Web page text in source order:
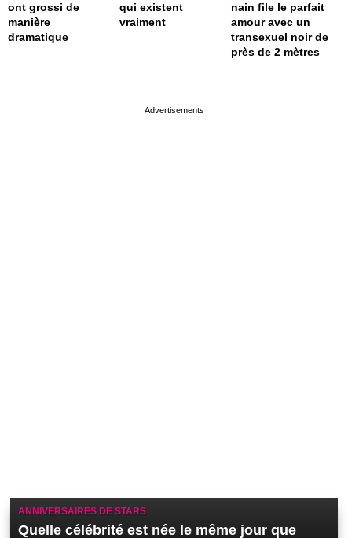
ont grossi de
manière
dramatique
qui existent
vraiment
nain file le parfait
amour avec un
transexuel noir de
près de 2 mètres
ANNIVERSAIRES DE STARS
Quelle célébrité est née le même jour que